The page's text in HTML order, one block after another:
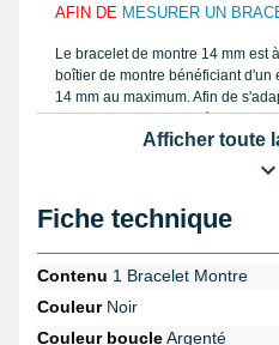
AFIN DE MESURER UN
Le bracelet de montre 14 mm est
boîtier de montre bénéficiant
14 mm au maximum. Afin de
poignet, cet article de réparation
de veau. Déterminez la bonne
évaluez la proportion grâce à une
plusieurs tailles, le bracelet
bracelet de montre en cuir
bracelet pour montre sont
Bracelet cuir noir montre
Afficher toute
Fiche technique
Contenu 1 Bracelet Montre
CouleurNoir
Couleur boucleArgenté